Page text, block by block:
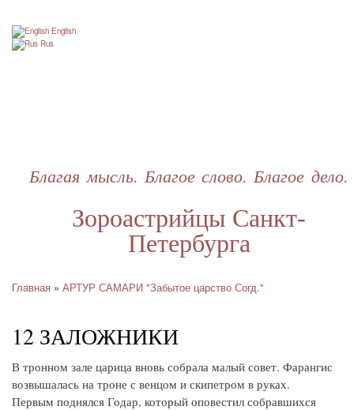
Зороастрийцы Санкт-
Петербурга
Благая мысль. Благое слово. Благое дело.
English
Rus
Главная АРТУР САМАРИ "Забытое царство Согд."
12 ЗАЛОЖНИКИ
В тронном зале царица вновь собрала малый совет. Фарангис
возвышалась на троне с венцом и скипетром в руках.
Первым поднялся Годар, который оповестил собравшихся